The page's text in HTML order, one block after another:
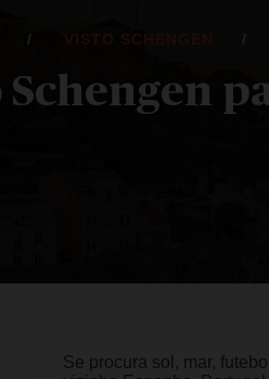
VISTO SCHENGEN
Schengen
Se procura sol, mar,